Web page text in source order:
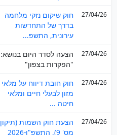
27/04/26
חוק שיקום נזקי מלחמה
בדרך של התחדשות
עירונית, התשפ...
27/04/26
הצעה לסדר היום בנושא:
"הפקרות בצפון"
27/04/26
חוק חובת דיווח על מלאי
מזון לבעלי חיים ומלאי
חיטה ...
27/04/26
הצעת חוק השמות (תיקון
מס' 9), התשפ"ו-2026